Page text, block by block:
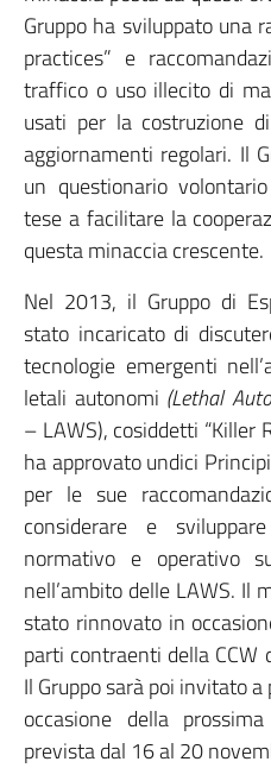
Gruppo ha sviluppato una
practices” e
traffico o uso illecito di
usati per la costruzione
aggiornamenti regolari. Il
un questionario
tese a facilitare la
questa minaccia crescente.
Nel 2013, il Gruppo di
stato incaricato di
tecnologie emergenti
letali autonomi (Lethal
– LAWS), cosiddetti “Killer
ha approvato undici
per le sue
considerare e
normativo e operativo
nell’ambito delle LAWS. Il
stato rinnovato in
parti contraenti della
Il Gruppo sarà poi invitato
occasione della
prevista dal 16 al 20